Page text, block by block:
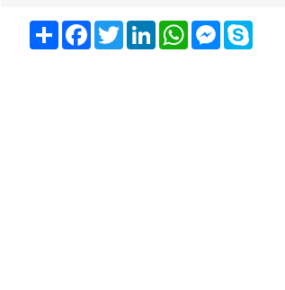
Chia
sẻ
Facebook
TwitterLinkedInWhatsAppMessenger